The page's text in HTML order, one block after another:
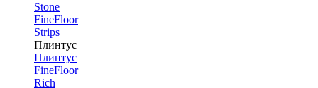
Stone
FineFloor
Strips
Плинтус
Плинтус
FineFloor
Rich